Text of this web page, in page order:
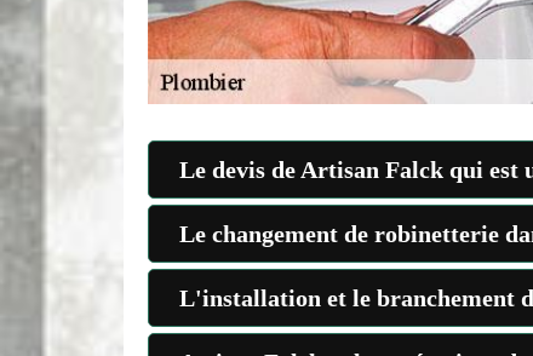
Le devis de Artisan Falck qui est
Le changement de robinetterie
L'installation et le branchement